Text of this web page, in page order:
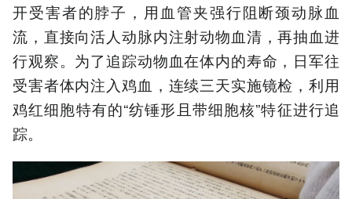
开受害者的脖子，用血管夹强行阻断颈动脉血
流，直接向活人动脉内注射动物血清，再抽血进
行观察。为了追踪动物血在体内的寿命，日军往
受害者体内注入鸡血，连续三天实施镜检，利用
鸡红细胞特有的“纺锤形且带细胞核”特征进行追
踪。